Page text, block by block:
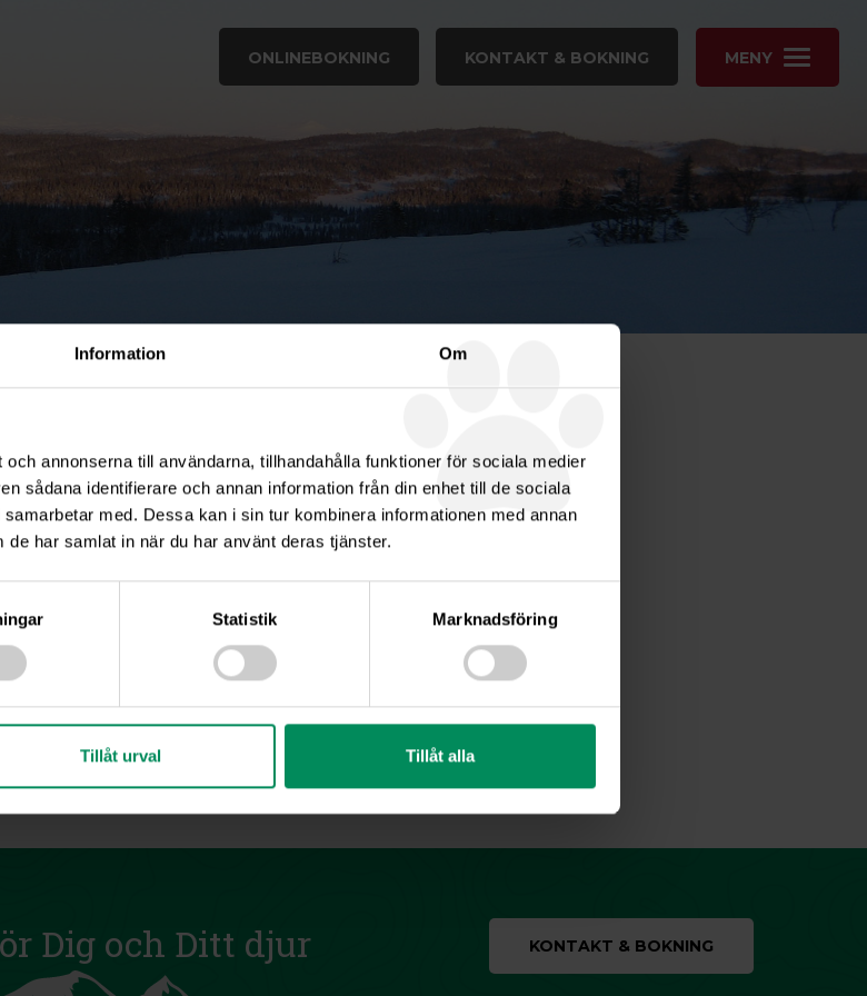
Information Om
annonserna till användarna, tillhandahålla funktioner för sociala medier
sådana identifierare och annan information från din enhet till de sociala
med. Dessa kan i sin tur kombinera informationen med annan
har samlat in när du har använt deras tjänster.
Statistik Marknadsföring
Tillåt urval Tillåt alla
MENY
ONLINEBOKNING KONTAKT & BOKNING
Dig och Ditt djur KONTAKT & BOKNING